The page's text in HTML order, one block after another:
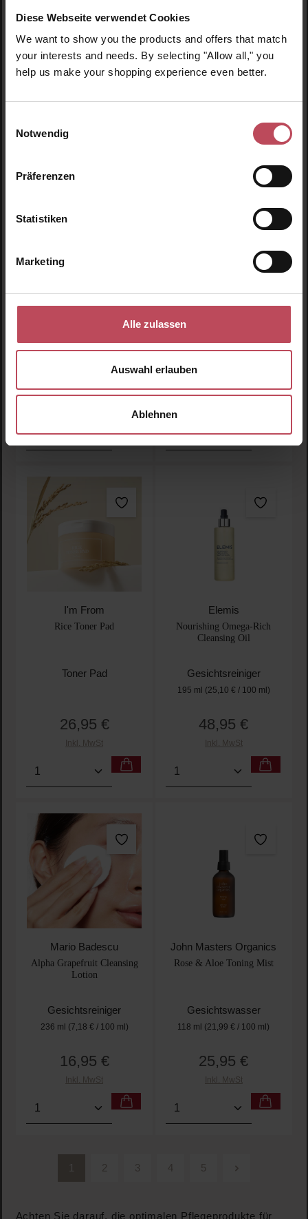
Diese Webseite verwendet Cookies
We want to show you the products and offers that match
your interests and needs. By selecting "Allow all," you
help us make your shopping experience even better.
Notwendig
Präferenzen
Statistiken
Marketing
Alle zulassen
Auswahl erlauben
Ablehnen
Gesichtspflege Set
Regulärer Preis:
73,95 €
Inkl. MwSt
Produkt Anzahl: Gib den gewünschten Wert ein
Gesichtspeeling - Pads
Regulärer Preis:
25,95 €
Produkt Anzahl: Gib den
Toner Pad
Regulärer Preis:
18,95 €
Toner Pad
Regulärer Preis:
18,95 €
I'm From
Rice Toner Pad
Toner Pad
Regulärer Preis:
26,95 €
Inkl. MwSt
Produkt Anzahl: Gib den gewünschten Wert ein
Elemis
Nourishing Omega-Rich
Cleansing Oil
Gesichtsreiniger
195 ml (25,10 € / 100 ml)
Regulärer Preis:
48,95 €
Inkl. MwSt
Produkt Anzahl: Gib
Mario Badescu
Alpha Grapefruit Cleansing
Lotion
Gesichtsreiniger
236 ml (7,18 € / 100 ml)
Regulärer Preis:
16,95 €
Inkl. MwSt
Produkt Anzahl: Gib den gewünschten Wert ein
John Masters Organics
Rose & Aloe Toning Mist
Gesichtswasser
118 ml (21,99 € / 100 ml)
Regulärer Preis:
25,95 €
Inkl. MwSt
Produkt Anzahl: Gib
Seite
1
Seite
2
Seite
3 4
Seite
5
Achten Sie darauf, die optimalen Pflegeprodukte für